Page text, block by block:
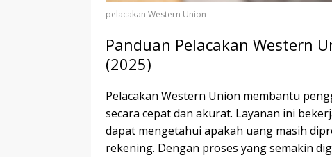
pelacakan Western Union
Panduan Pelacakan Western
(2025)
Pelacakan Western Union membantu
secara cepat dan akurat. Layanan ini
dapat mengetahui apakah uang masih
rekening. Dengan proses yang semakin